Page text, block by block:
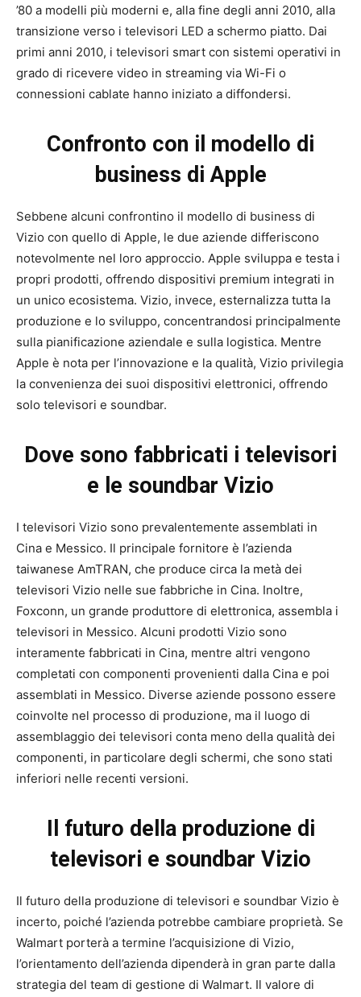
’80 a modelli più moderni e, alla fine degli anni 2010, alla
transizione verso i televisori LED a schermo piatto. Dai
primi anni 2010, i televisori smart con sistemi operativi in
grado di ricevere video in streaming via Wi-Fi o
connessioni cablate hanno iniziato a diffondersi.
Confronto con il modello di
business di Apple
Sebbene alcuni confrontino il modello di business di
Vizio con quello di Apple, le due aziende differiscono
notevolmente nel loro approccio. Apple sviluppa e testa i
propri prodotti, offrendo dispositivi premium integrati in
un unico ecosistema. Vizio, invece, esternalizza tutta la
produzione e lo sviluppo, concentrandosi principalmente
sulla pianificazione aziendale e sulla logistica. Mentre
Apple è nota per l’innovazione e la qualità, Vizio privilegia
la convenienza dei suoi dispositivi elettronici, offrendo
solo televisori e soundbar.
Dove sono fabbricati i televisori
e le soundbar Vizio
I televisori Vizio sono prevalentemente assemblati in
Cina e Messico. Il principale fornitore è l’azienda
taiwanese AmTRAN, che produce circa la metà dei
televisori Vizio nelle sue fabbriche in Cina. Inoltre,
Foxconn, un grande produttore di elettronica, assembla i
televisori in Messico. Alcuni prodotti Vizio sono
interamente fabbricati in Cina, mentre altri vengono
completati con componenti provenienti dalla Cina e poi
assemblati in Messico. Diverse aziende possono essere
coinvolte nel processo di produzione, ma il luogo di
assemblaggio dei televisori conta meno della qualità dei
componenti, in particolare degli schermi, che sono stati
inferiori nelle recenti versioni.
Il futuro della produzione di
televisori e soundbar Vizio
Il futuro della produzione di televisori e soundbar Vizio è
incerto, poiché l’azienda potrebbe cambiare proprietà. Se
Walmart porterà a termine l’acquisizione di Vizio,
l’orientamento dell’azienda dipenderà in gran parte dalla
strategia del team di gestione di Walmart. Il valore di